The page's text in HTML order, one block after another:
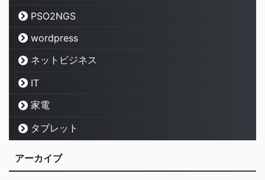
PSO2NGS
wordpress
ネットビジネス
IT
家電
タブレット
アーカイブ